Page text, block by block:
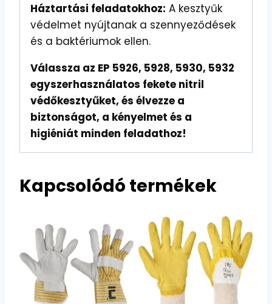
Háztartási feladatokhoz: A kesztyűk
védelmet nyújtanak a szennyeződések
és a baktériumok ellen.
Válassza az EP 5926, 5928, 5930, 5932
egyszerhasználatos fekete nitril
védőkesztyűket, és élvezze a
biztonságot, a kényelmet és a
higiéniát minden feladathoz!
Kapcsolódó termékek